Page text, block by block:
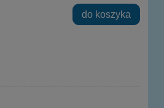
do koszyka